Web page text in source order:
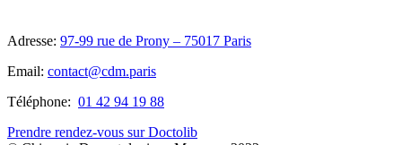
Adresse: 97-99 rue de Prony – 75017 Paris
Email: contact@cdm.paris
Téléphone: 01 42 94 19 88
Prendre rendez-vous sur Doctolib